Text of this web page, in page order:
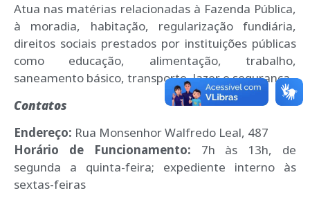
Atua nas matérias relacionadas à Fazenda Pública,
à moradia, habitação, regularização fundiária,
direitos sociais prestados por instituições públicas
como educação, alimentação, trabalho,
saneamento básico, transporte, lazer e segurança.
Contatos
Endereço: Rua Monsenhor Walfredo Leal, 487
Horário de Funcionamento: 7h às 13h, de
segunda a quinta-feira; expediente interno às
sextas-feiras